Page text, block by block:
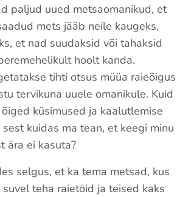
paljud uued metsaomanikud, et
mets jääb neile kaugeks,
et nad suudaksid või tahaksid
hoolt kanda.
tihti otsus müüa raieõigus
tervikuna uuele omanikule. Kuid
küsimused ja kaalutlemise
kuidas ma tean, et keegi minu
ära ei kasuta?
selgus, et ka tema metsad, kus
teha raietöid ja teised kaks